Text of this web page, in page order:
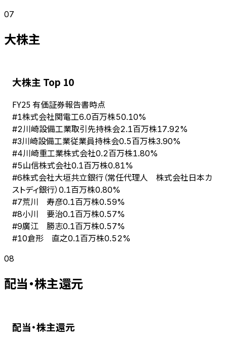
07
大株主
大株主 Top 10
FY25 有価証券報告書時点
#1株式会社関電工6.0百万株50.10%
#2川崎設備工業取引先持株会2.1百万株17.92%
#3川崎設備工業従業員持株会0.5百万株3.90%
#4川崎重工業株式会社0.2百万株1.80%
#5山信株式会社0.1百万株0.81%
#6株式会社大垣共立銀行（常任代理人 株式会社日本カ
ストディ銀行） 0.1百万株0.80%
#7荒川 寿彦0.1百万株0.59%
#8小川 要治0.1百万株0.57%
#9廣江 勝志0.1百万株0.57%
#10倉形 直之0.1百万株0.52%
08
配当・株主還元
配当・株主還元